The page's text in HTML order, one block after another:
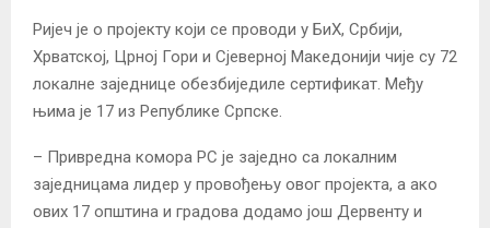
Ријеч је о пројекту који се проводи у БиХ, Србији,
Хрватској, Црној Гори и Сјеверној Македонији чије су 72
локалне заједнице обезбиједиле сертификат. Међу
њима је 17 из Републике Српске.
– Привредна комора РС је заједно са локалним
заједницама лидер у провођењу овог пројекта, а ако
ових 17 општина и градова додамо још Дервенту и